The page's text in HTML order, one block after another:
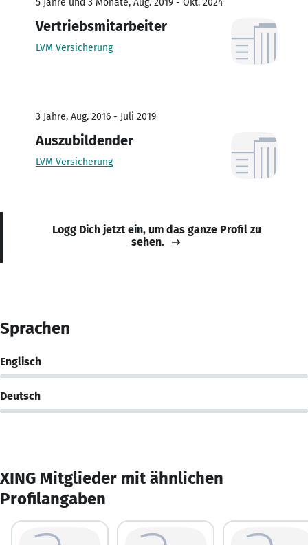
Vertriebsmitarbeiter
LVM Versicherung
3 Jahre, Aug. 2016 - Juli 2019
Auszubildender
LVM Versicherung
Logg Dich jetzt ein, um das ganze Profil zu
sehen.
Sprachen
Englisch
Deutsch
XING Mitglieder mit ähnlichen
Profilangaben